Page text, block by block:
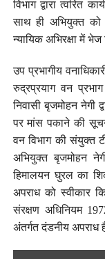
विभाग द्वारा त्वरित
साथ ही अभियुक्त को
न्यायिक अभिरक्षा में भेज
उप प्रभागीय
रुद्रप्रयाग वन
निवासी बृजमोहन नेगी
पर मांस पकाने की
वन विभाग की संयुक्त
अभियुक्त बृजमोहन
हिमालयन घुरल का
अपराध को स्वीकार
संरक्षण अधिनियम
अंतर्गत दंडनीय अपराध